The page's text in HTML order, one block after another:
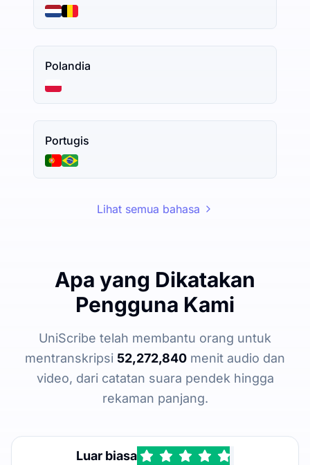
Polandia
Portugis
Lihat semua bahasa
Apa yang Dikatakan
Pengguna Kami
UniScribe telah membantu orang untuk
mentranskripsi 52,272,840 menit audio dan
video, dari catatan suara pendek hingga
rekaman panjang.
Luar biasa